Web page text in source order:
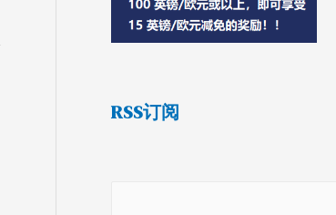
RSS订阅